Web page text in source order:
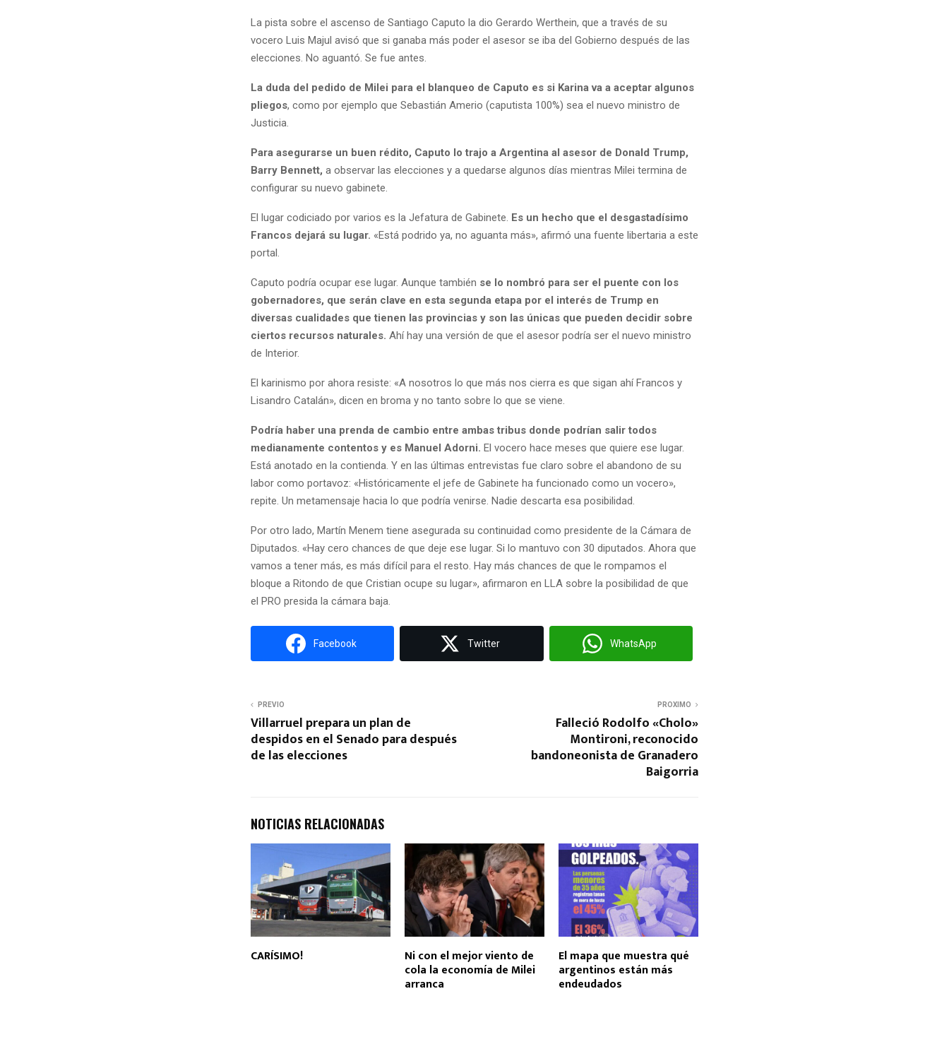
La pista sobre el ascenso de Santiago Caputo la dio Gerardo Werthein, que a través de su
vocero Luis Majul avisó que si ganaba más poder el asesor se iba del Gobierno después de las
elecciones. No aguantó. Se fue antes.
La duda del pedido de Milei para el blanqueo de Caputo es si Karina va a aceptar algunos
pliegos, como por ejemplo que Sebastián Amerio (caputista 100%) sea el nuevo ministro de
Justicia.
Para asegurarse un buen rédito, Caputo lo trajo a Argentina al asesor de Donald Trump,
Barry Bennett, a observar las elecciones y a quedarse algunos días mientras Milei termina de
configurar su nuevo gabinete.
El lugar codiciado por varios es la Jefatura de Gabinete. Es un hecho que el desgastadísimo
Francos dejará su lugar. «Está podrido ya, no aguanta más», afirmó una fuente libertaria a este
portal.
Caputo podría ocupar ese lugar. Aunque también se lo nombró para ser el puente con los
gobernadores, que serán clave en esta segunda etapa por el interés de Trump en
diversas cualidades que tienen las provincias y son las únicas que pueden decidir sobre
ciertos recursos naturales. Ahí hay una versión de que el asesor podría ser el nuevo ministro
de Interior.
El karinismo por ahora resiste: «A nosotros lo que más nos cierra es que sigan ahí Francos y
Lisandro Catalán», dicen en broma y no tanto sobre lo que se viene.
Podría haber una prenda de cambio entre ambas tribus donde podrían salir todos
medianamente contentos y es Manuel Adorni. El vocero hace meses que quiere ese lugar.
Está anotado en la contienda. Y en las últimas entrevistas fue claro sobre el abandono de su
labor como portavoz: «Históricamente el jefe de Gabinete ha funcionado como un vocero»,
repite. Un metamensaje hacia lo que podría venirse. Nadie descarta esa posibilidad.
Por otro lado, Martín Menem tiene asegurada su continuidad como presidente de la Cámara de
Diputados. «Hay cero chances de que deje ese lugar. Si lo mantuvo con 30 diputados. Ahora que
vamos a tener más, es más difícil para el resto. Hay más chances de que le rompamos el
bloque a Ritondo de que Cristian ocupe su lugar», afirmaron en LLA sobre la posibilidad de que
el PRO presida la cámara baja.
Facebook Twitter WhatsApp
PREVIO
Villarruel prepara un plan de
despidos en el Senado para después
de las elecciones
PROXIMO
Falleció Rodolfo «Cholo»
Montironi, reconocido
bandoneonista de Granadero
Baigorria
NOTICIAS RELACIONADAS
CARÍSIMO! Ni con el mejor viento de
cola la economía de Milei
arranca
El mapa que muestra qué
argentinos están más
endeudados